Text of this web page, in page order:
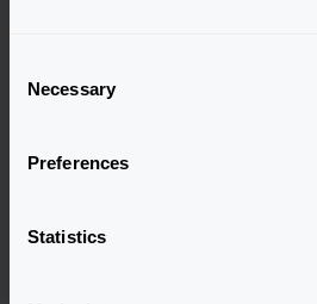
Necessary
Preferences
Statistics
1281